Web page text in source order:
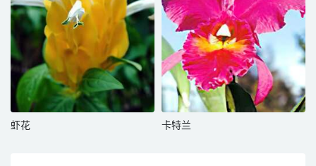
虾花 卡特兰